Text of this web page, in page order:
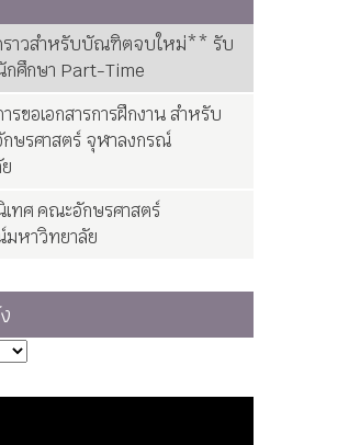
าวสำหรับบัณฑิตจบใหม่** รับ
กศึกษา Part-Time
รขอเอกสารการฝึกงาน สำหรับ
ษรศาสตร์ จุฬาลงกรณ์
ทศ คณะอักษรศาสตร์
หาวิทยาลัย